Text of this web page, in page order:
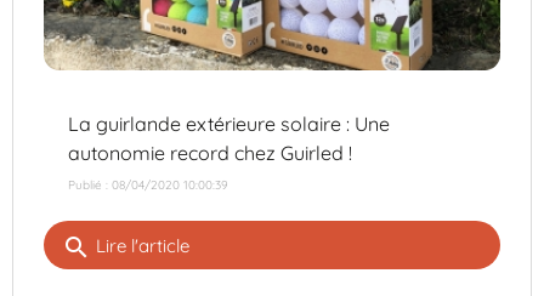
La guirlande extérieure solaire : Une
autonomie record chez Guirled !
Publié : 08/04/2020 10:00:39
search Lire l'article